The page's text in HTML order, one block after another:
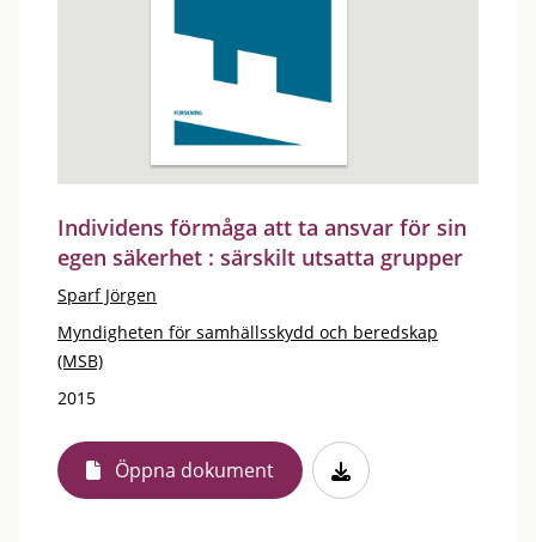
Individens förmåga att ta ansvar för sin
egen säkerhet : särskilt utsatta grupper
Sparf Jörgen
Myndigheten för samhällsskydd och beredskap
(MSB)
2015
Öppna dokument